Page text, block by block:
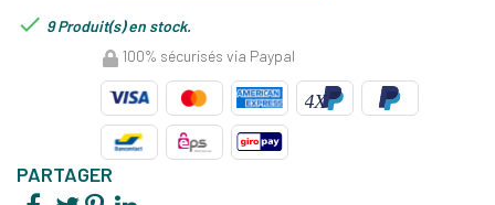
 9 Produit(s) en stock.
100% sécurisés via Paypal
PARTAGER